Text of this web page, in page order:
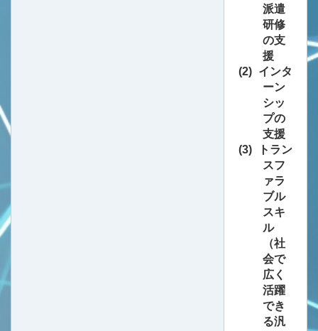
派遣
研修
の支
援
インタ
ーン
シッ
プの
支援
トラン
スフ
ァラ
ブル
スキ
ル
（社
会で
広く
活躍
でき
る汎